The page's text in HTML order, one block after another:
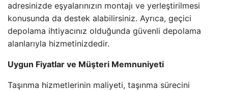
adresinizde eşyalarınızın montajı ve yerleştirilmesi
konusunda da destek alabilirsiniz. Ayrıca, geçici
depolama ihtiyacınız olduğunda güvenli depolama
alanlarıyla hizmetinizdedir.
Uygun Fiyatlar ve Müşteri Memnuniyeti
Taşınma hizmetlerinin maliyeti, taşınma sürecini